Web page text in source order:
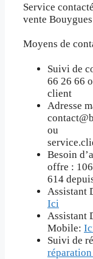
Service
vente Bouygues
Moyens de
Suivi de
66 26 66
client
Adresse
ou
Besoin
offre :
614
Assistant
Ici
Assistant
Mobile:
Suivi de